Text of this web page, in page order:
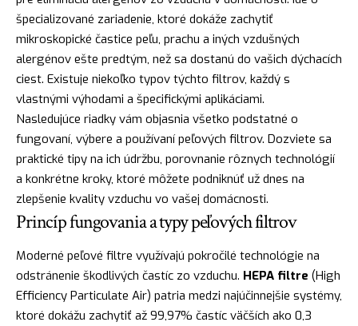
špecializované zariadenie, ktoré dokáže zachytiť
mikroskopické častice peľu, prachu a iných vzdušných
alergénov ešte predtým, než sa dostanú do vašich dýchacích
ciest. Existuje niekoľko typov týchto filtrov, každý s
vlastnými výhodami a špecifickými aplikáciami.
Nasledujúce riadky vám objasnia všetko podstatné o
fungovaní, výbere a používaní peľových filtrov. Dozviete sa
praktické tipy na ich údržbu, porovnanie rôznych technológií
a konkrétne kroky, ktoré môžete podniknúť už dnes na
zlepšenie kvality vzduchu vo vašej domácnosti.
Princíp fungovania a typy peľových filtrov
Moderné peľové filtre využívajú pokročilé technológie na
odstránenie škodlivých častíc zo vzduchu. HEPA filtre (High
Efficiency Particulate Air) patria medzi najúčinnejšie systémy,
ktoré dokážu zachytiť až 99,97% častíc väčších ako 0,3